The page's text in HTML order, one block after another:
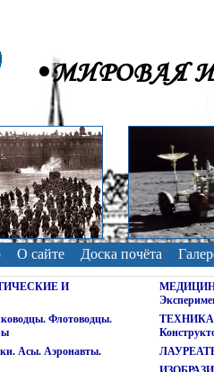
•МИРОВАЯ
О сайте Доска почёта
И
Флотоводцы.
Асы. Аэронавты.
ТЕХНИКА